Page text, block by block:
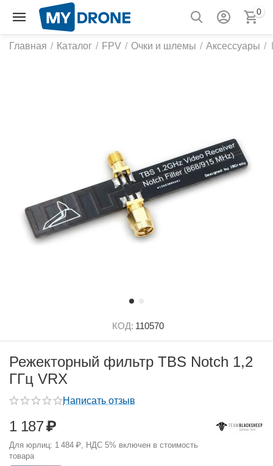
0
Главная / Каталог / FPV / Очки и шлемы / Аксессуары /
КОД: 110570
Режекторный фильтр TBS Notch 1,2
ГГц VRX
Написать отзыв
1 187₽
Для юрлиц: 1 484 ₽, НДС 5% включен в стоимость
товара